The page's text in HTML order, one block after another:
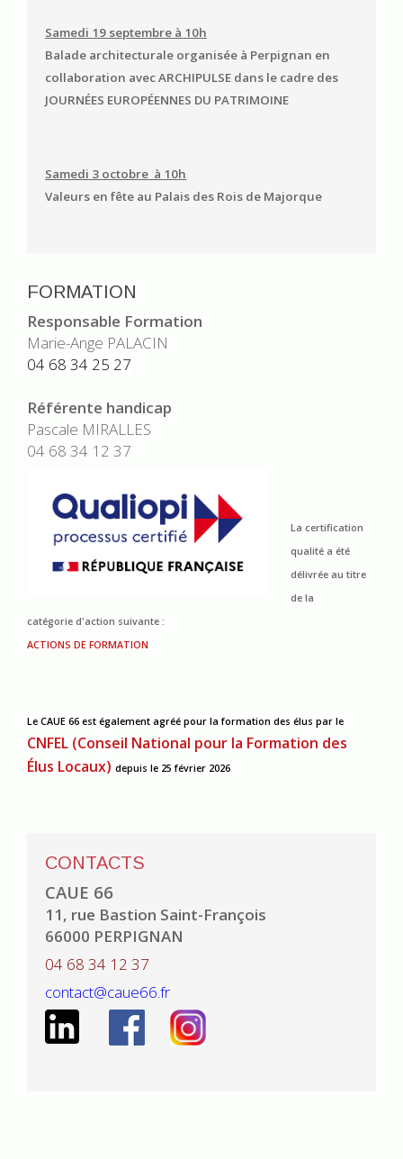
Samedi 19 septembre à 10h
Balade architecturale organisée à Perpignan en
collaboration avec ARCHIPULSE dans le cadre des
JOURNÉES EUROPÉENNES DU PATRIMOINE
Samedi 3 octobre à 10h
Valeurs en fête au Palais des Rois de Majorque
FORMATION
Responsable Formation
Marie-Ange PALACIN
04 68 34 25 27
Référente handicap
Pascale MIRALLES
04 68 34 12 37
La certification
qualité a été
délivrée au titre
de la
catégorie d'action suivante :
ACTIONS DE FORMATION
Le CAUE 66 est également agréé pour la formation des élus par le
CNFEL (Conseil National pour la Formation des
Élus Locaux) depuis le 25 février 2026
CONTACTS
CAUE 66
11, rue Bastion Saint-François
66000 PERPIGNAN
04 68 34 12 37
contact@caue66.fr